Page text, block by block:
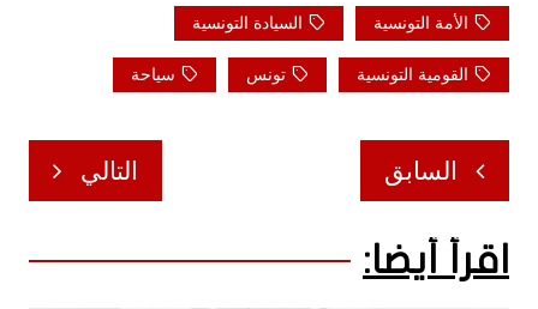
الأمة التونسية السيادة التونسية
القومية التونسية تونس سياحة
تصفّح
المقالات
السابق التالي
اقرأ أيضا: